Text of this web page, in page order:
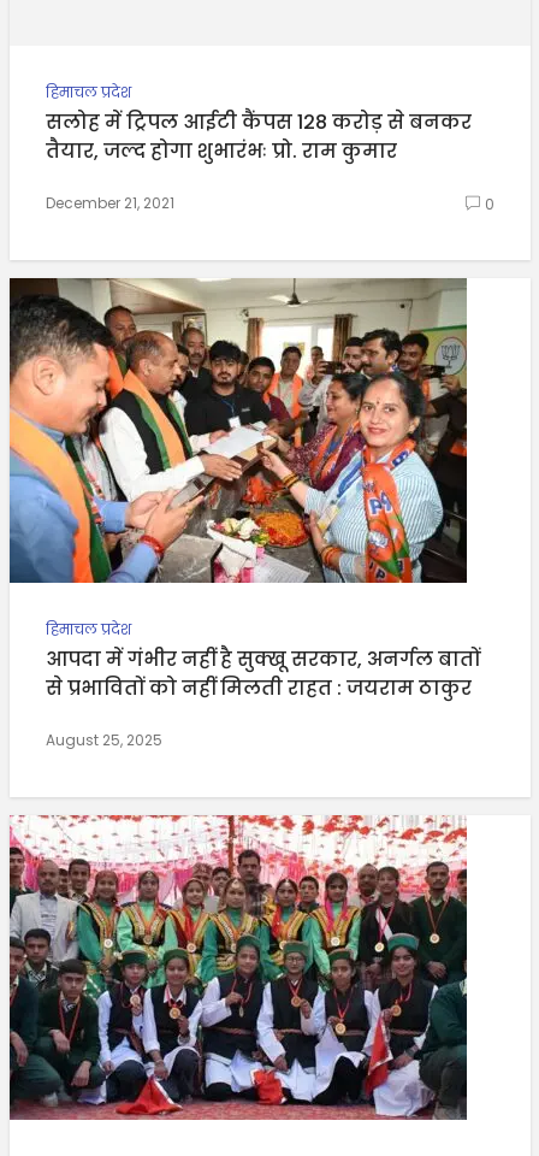
हिमाचल प्रदेश
सलोह में ट्रिपल आईटी कैंपस 128 करोड़ से बनकर
तैयार, जल्द होगा शुभारंभः प्रो. राम कुमार
December 21, 2021 0
हिमाचल प्रदेश
आपदा में गंभीर नहीं है सुक्खू सरकार, अनर्गल बातों
से प्रभावितों को नहीं मिलती राहत : जयराम ठाकुर
August 25, 2025